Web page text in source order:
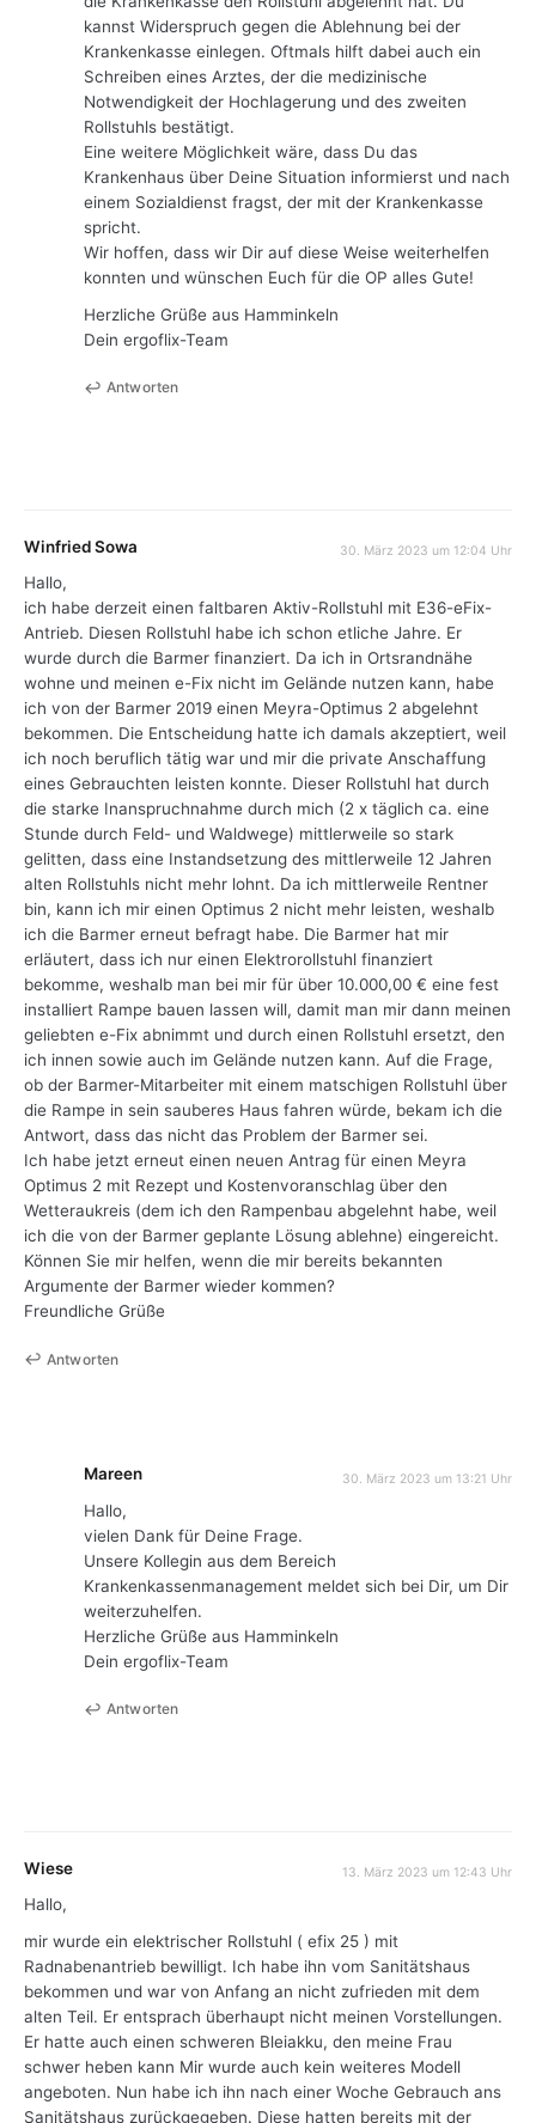
kannst Widerspruch gegen die Ablehnung bei der
Krankenkasse einlegen. Oftmals hilft dabei auch ein
Schreiben eines Arztes, der die medizinische
Notwendigkeit der Hochlagerung und des zweiten
Rollstuhls bestätigt.
Eine weitere Möglichkeit wäre, dass Du das
Krankenhaus über Deine Situation informierst und nach
einem Sozialdienst fragst, der mit der Krankenkasse
spricht.
Wir hoffen, dass wir Dir auf diese Weise weiterhelfen
konnten und wünschen Euch für die OP alles Gute!
Herzliche Grüße aus Hamminkeln
Dein ergoflix-Team
Antworten
Winfried Sowa 30. März 2023 um 12:04 Uhr
Hallo,
ich habe derzeit einen faltbaren Aktiv-Rollstuhl mit E36-eFix-
Antrieb. Diesen Rollstuhl habe ich schon etliche Jahre. Er
wurde durch die Barmer finanziert. Da ich in Ortsrandnähe
wohne und meinen e-Fix nicht im Gelände nutzen kann, habe
ich von der Barmer 2019 einen Meyra-Optimus 2 abgelehnt
bekommen. Die Entscheidung hatte ich damals akzeptiert, weil
ich noch beruflich tätig war und mir die private Anschaffung
eines Gebrauchten leisten konnte. Dieser Rollstuhl hat durch
die starke Inanspruchnahme durch mich (2 x täglich ca. eine
Stunde durch Feld- und Waldwege) mittlerweile so stark
gelitten, dass eine Instandsetzung des mittlerweile 12 Jahren
alten Rollstuhls nicht mehr lohnt. Da ich mittlerweile Rentner
bin, kann ich mir einen Optimus 2 nicht mehr leisten, weshalb
ich die Barmer erneut befragt habe. Die Barmer hat mir
erläutert, dass ich nur einen Elektrorollstuhl finanziert
bekomme, weshalb man bei mir für über 10.000,00 € eine fest
installiert Rampe bauen lassen will, damit man mir dann meinen
geliebten e-Fix abnimmt und durch einen Rollstuhl ersetzt, den
ich innen sowie auch im Gelände nutzen kann. Auf die Frage,
ob der Barmer-Mitarbeiter mit einem matschigen Rollstuhl über
die Rampe in sein sauberes Haus fahren würde, bekam ich die
Antwort, dass das nicht das Problem der Barmer sei.
Ich habe jetzt erneut einen neuen Antrag für einen Meyra
Optimus 2 mit Rezept und Kostenvoranschlag über den
Wetteraukreis (dem ich den Rampenbau abgelehnt habe, weil
ich die von der Barmer geplante Lösung ablehne) eingereicht.
Können Sie mir helfen, wenn die mir bereits bekannten
Argumente der Barmer wieder kommen?
Freundliche Grüße
Antworten
Mareen 30. März 2023 um 13:21 Uhr
Hallo,
vielen Dank für Deine Frage.
Unsere Kollegin aus dem Bereich
Krankenkassenmanagement meldet sich bei Dir, um Dir
weiterzuhelfen.
Herzliche Grüße aus Hamminkeln
Dein ergoflix-Team
Antworten
Wiese 13. März 2023 um 12:43 Uhr
Hallo,
mir wurde ein elektrischer Rollstuhl ( efix 25 ) mit
Radnabenantrieb bewilligt. Ich habe ihn vom Sanitätshaus
bekommen und war von Anfang an nicht zufrieden mit dem
alten Teil. Er entsprach überhaupt nicht meinen Vorstellungen.
Er hatte auch einen schweren Bleiakku, den meine Frau
schwer heben kann Mir wurde auch kein weiteres Modell
angeboten. Nun habe ich ihn nach einer Woche Gebrauch ans
Sanitätshaus zurückgegeben. Diese hatten bereits mit der